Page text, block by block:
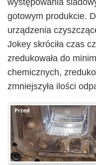
występowania
gotowym produkcie.
urządzenia
Jokey skróciła czas
zredukowała do
chemicznych,
zmniejszyła ilości